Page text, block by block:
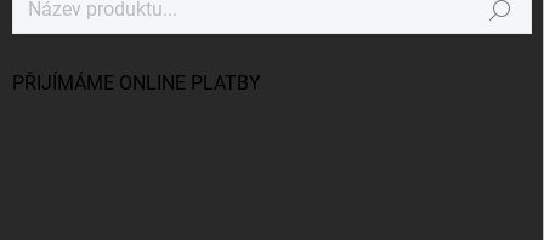
Hledat
PŘIJÍMÁME ONLINE PLATBY